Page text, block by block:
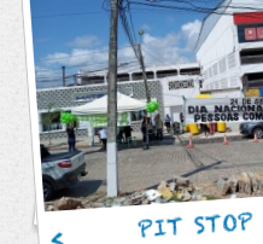
PIT STOP